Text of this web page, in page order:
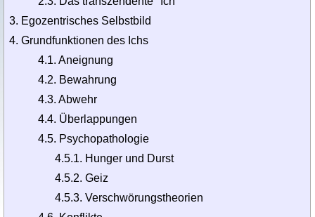
Egozentrisches Selbstbild
Grundfunktionen des Ichs
4.1. Aneignung
4.2. Bewahrung
4.3. Abwehr
4.4. Überlappungen
4.5. Psychopathologie
4.5.1. Hunger und Durst
4.5.2. Geiz
4.5.3. Verschwörungstheorien